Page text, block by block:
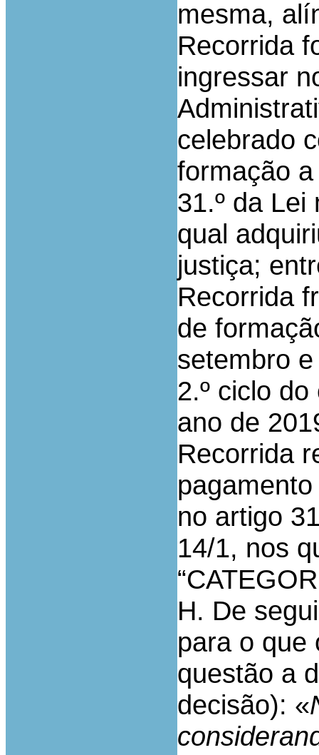
mesma,
Recorrida
ingressar
celebrado
formação
31.º da Lei
qual
justiça;
Recorrida
de
setembro
2.º ciclo
ano de
Recorrida
no artigo
14/1, nos
H. De
para o que
questão a
decisão): «